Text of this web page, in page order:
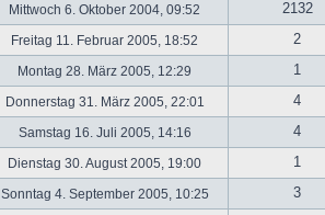
Mittwoch 6. Oktober 2004, 09:52 2132
Freitag 11. Februar 2005, 18:52
2
Montag 28. März 2005, 12:29
1
Donnerstag 31. März 2005, 22:01
4
Samstag 16. Juli 2005, 14:16
4
Dienstag 30. August 2005, 19:00
1
Sonntag 4. September 2005, 10:25
3